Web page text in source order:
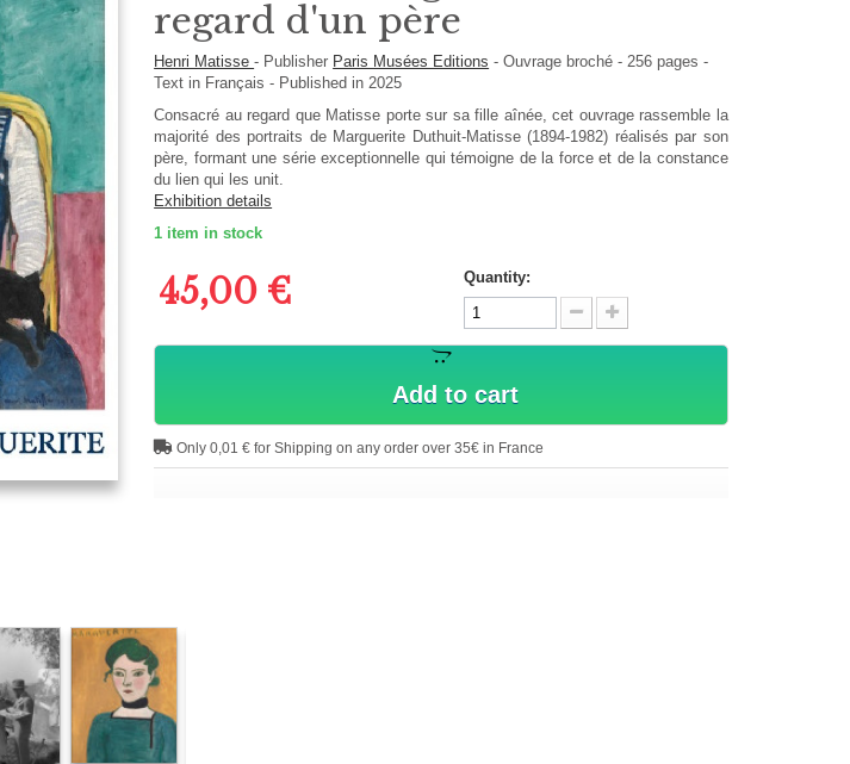
regard d'un père
Henri Matisse- Publisher Paris Musées Editions -Ouvrage broché-256pages -
Text in Français- Published in 2025
Consacré au regard que Matisse porte sur sa fille aînée, cet ouvrage rassemble la
majorité des portraits de Marguerite Duthuit-Matisse (1894-1982) réalisés par son
père, formant une série exceptionnelle qui témoigne de la force et de la constance
du lien qui les unit.
Exhibition details
1 item in stock
45,00 € Quantity:
Add to cart
Only 0,01 € for Shipping on any order over 35€ in France